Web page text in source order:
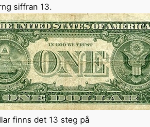
siffran 13.
finns det 13 steg på